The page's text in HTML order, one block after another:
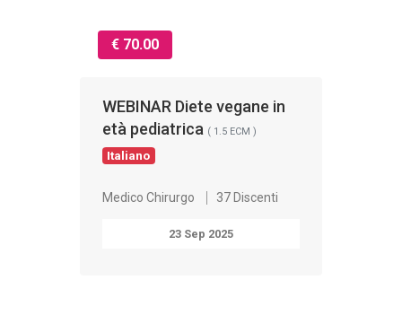
€ 70.00
WEBINAR Diete vegane in
età pediatrica ( 1.5 ECM )
Italiano
Medico Chirurgo 37 Discenti
23 Sep 2025